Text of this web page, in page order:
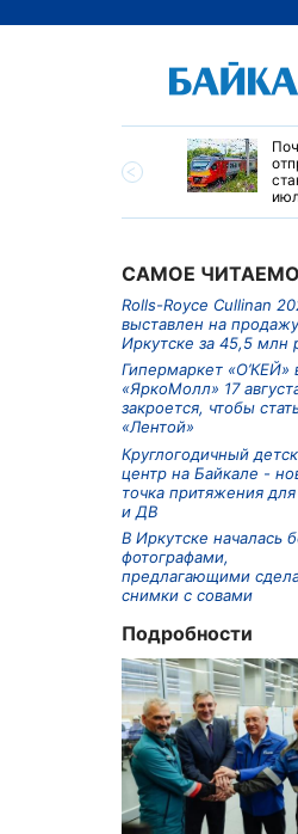
33,6 млн тонн в
июле 2026 года
САМОЕ
Rolls-Royce Cullinan
выставлен на
Иркутске за 45,5 млн
Гипермаркет «О’КЕЙ»
«ЯркоМолл» 17
закроется, чтобы
«Лентой»
Круглогодичный
центр на Байкале -
точка притяжения
и ДВ
В Иркутске началась
фотографами,
предлагающими
снимки с совами
Подробности